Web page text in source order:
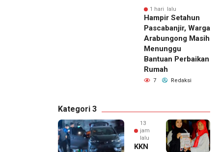
1 hari lalu
Hampir Setahun
Pascabanjir, Warga
Arabungong Masih
Menunggu
Bantuan Perbaikan
Rumah
7 Redaksi
Kategori 3
13
jam
lalu
KKN